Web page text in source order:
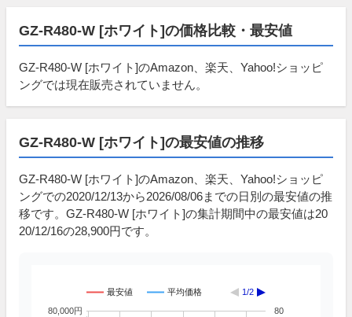
GZ-R480-W [ホワイト]の価格比較・最安値
GZ-R480-W [ホワイト]のAmazon、楽天、Yahoo!ショッピ
ングでは現在販売されていません。
GZ-R480-W [ホワイト]の最安値の推移
GZ-R480-W [ホワイト]のAmazon、楽天、Yahoo!ショッピ
ングでの2020/12/13から2026/08/06までの日別の最安値の推
移です。GZ-R480-W [ホワイト]の集計期間中の最安値は20
20/12/16の28,900円です。
最安値 平均価格 1/2
80,000円 80